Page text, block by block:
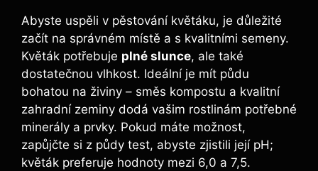
Abyste uspěli v pěstování květáku, je důležité
začít na správném místě a s kvalitními semeny.
Květák potřebuje plné slunce, ale také
dostatečnou vlhkost. Ideální je mít půdu
bohatou na živiny – směs kompostu a kvalitní
zahradní zeminy dodá vašim rostlinám potřebné
minerály a prvky. Pokud máte možnost,
zapůjčte si z půdy test, abyste zjistili její pH;
květák preferuje hodnoty mezi 6,0 a 7,5.